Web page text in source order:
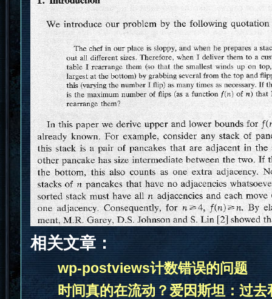
相关文章：
wp-postviews计数错误的问题
时间真的在流动？爱因斯坦：过